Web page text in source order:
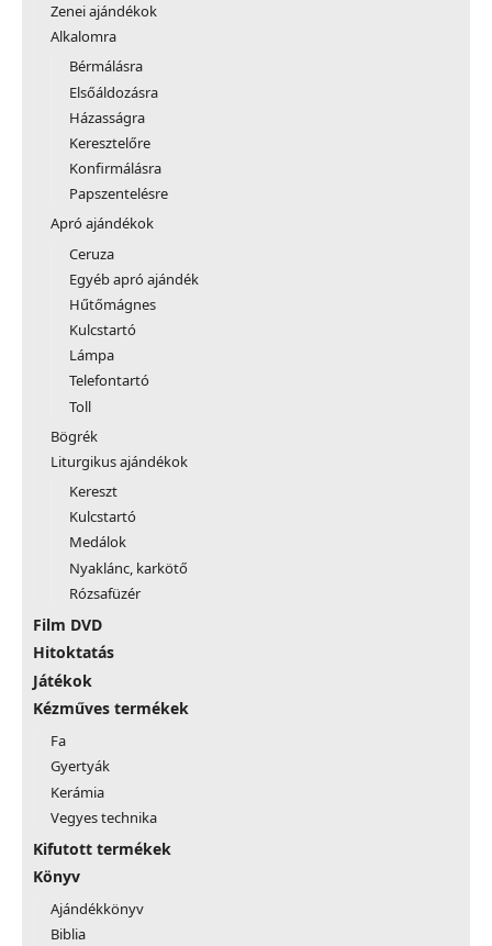
Zenei ajándékok
Alkalomra
Bérmálásra
Elsőáldozásra
Házasságra
Keresztelőre
Konfirmálásra
Papszentelésre
Apró ajándékok
Ceruza
Egyéb apró ajándék
Hűtőmágnes
Kulcstartó
Lámpa
Telefontartó
Toll
Bögrék
Liturgikus ajándékok
Kereszt
Kulcstartó
Medálok
Nyaklánc, karkötő
Rózsafüzér
Film DVD
Hitoktatás
Játékok
Kézműves termékek
Fa
Gyertyák
Kerámia
Vegyes technika
Kifutott termékek
Könyv
Ajándékkönyv
Biblia